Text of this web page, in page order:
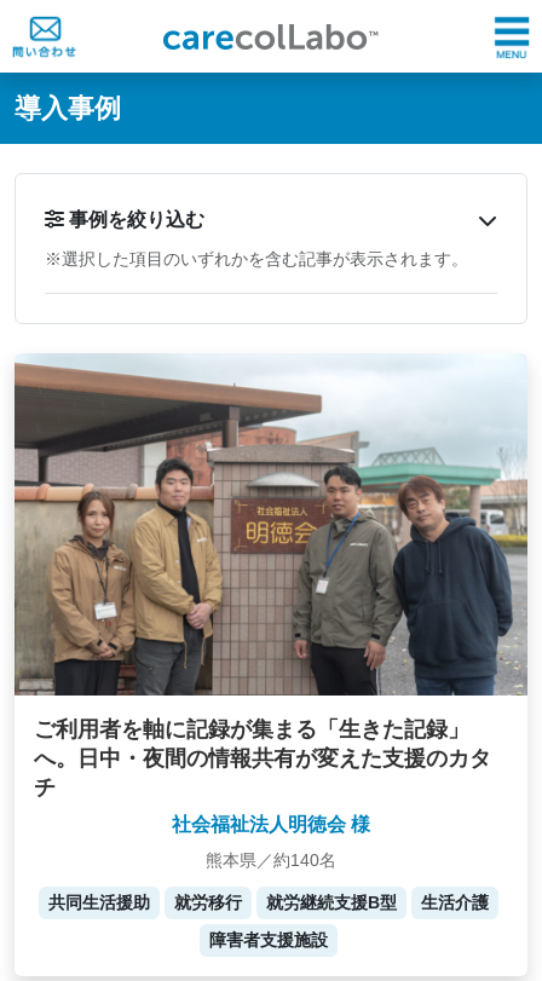
@ -0,0 +1,60 @@
導入事例
事例を絞り込む
※選択した項目のいずれかを含む記事が表示されます。
ご利用者を軸に記録が集まる「生きた記録」
へ。日中・夜間の情報共有が変えた支援のカタ
チ
社会福祉法人明徳会 様
熊本県／約140名
共同生活援助 就労移行 就労継続支援B型
生活介護
障害者支援施設